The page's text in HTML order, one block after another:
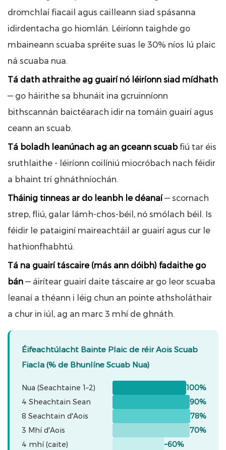
dromchlaí fiacail agus cailleann siad spásanna
idirdentacha go hiomlán. Léiríonn taighde go
mbaineann scuaba spréite suas le 30% níos lú plaic
ná scuaba nua.
Tá dath athraithe ag guairí nó léiríonn siad mídhath
— go háirithe sa bhunáit ina gcruinníonn
bithscannán baictéarach idir na tomáin guairí agus
ceann an scuab.
Tá boladh leanúnach ag an gceann scuab fiú tar éis
sruthlaithe - léiríonn coilíniú miocróbach nach féidir
a bhaint trí ghnáthníochán.
Tháinig tinneas ar do leanbh le déanaí— scornach
strep, fliú, galar lámh-chos-béil, nó smólach béil. Is
féidir le pataiginí maireachtáil ar guairí agus cur le
hathionfhabhtú.
Tá na guairí táscaire (más ann dóibh) fadaithe go
bán — áirítear guairí daite táscaire ar go leor scuaba
leanaí a théann i léig chun an pointe athsholáthair
a chur in iúl, ag an marc 3 mhí de ghnáth.
Éifeachtúlacht Bainte Plaic de réir Aois Scuab
Fiacla (% de Bhunlíne Scuab Nua)
Nua (Seachtaine 1–2)
100%
4 Sheachtain Sean
90%
8 Seachtain d'Aois
78%
3 Mhí d'Aois
70%
4 mhí (caite)
~60%